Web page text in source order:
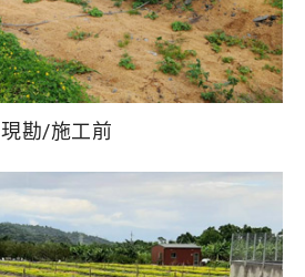
現勘/施工前